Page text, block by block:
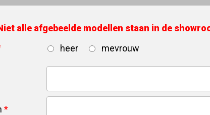
alle afgebeelde modellen staan in de
heer mevrouw
*